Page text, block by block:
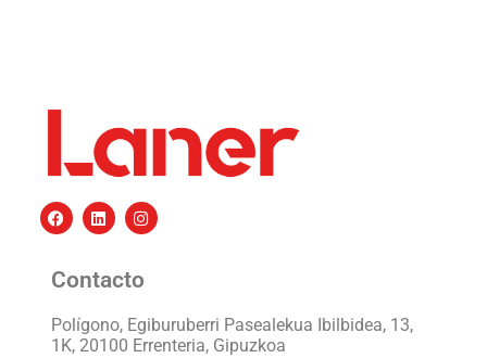
Contacto
Polígono, Egiburuberri Pasealekua Ibilbidea, 13,
1K, 20100 Errenteria, Gipuzkoa